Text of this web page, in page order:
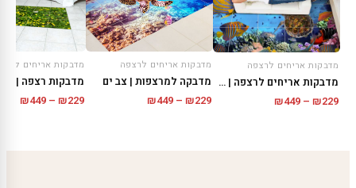
מדבקות אריחים לרצפה
מדבקות אריחים לרצפה | בתחתית הים
₪229
–
₪449
מדבקות אריחים לרצפה
מדבקה למרצפות | צב ים
₪229
–
₪449
מדבקות אריחים
מדבקות רצפה |
₪229
–
₪449